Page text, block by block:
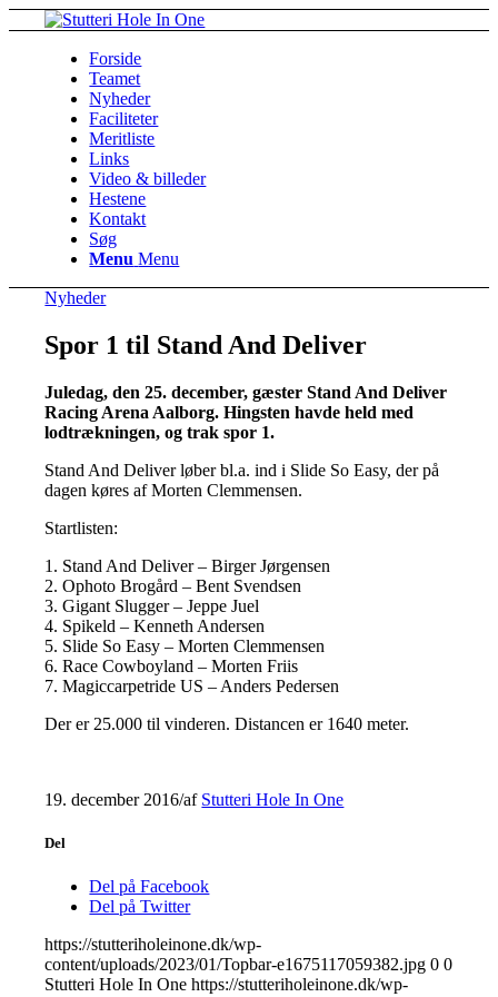
Forside
Teamet
Nyheder
Faciliteter
Meritliste
Links
Video & billeder
Hestene
Kontakt
Søg
Menu Menu
Nyheder
Spor 1 til Stand And Deliver
Juledag, den 25. december, gæster Stand And Deliver
Racing Arena Aalborg. Hingsten havde held med
lodtrækningen, og trak spor 1.
Stand And Deliver løber bl.a. ind i Slide So Easy, der på
dagen køres af Morten Clemmensen.
Startlisten:
1. Stand And Deliver – Birger Jørgensen
2. Ophoto Brogård – Bent Svendsen
3. Gigant Slugger – Jeppe Juel
4. Spikeld – Kenneth Andersen
5. Slide So Easy – Morten Clemmensen
6. Race Cowboyland – Morten Friis
7. Magiccarpetride US – Anders Pedersen
Der er 25.000 til vinderen. Distancen er 1640 meter.
19. december 2016/af Stutteri Hole In One
Del
Del på Facebook
Del på Twitter
https://stutteriholeinone.dk/wp-
content/uploads/2023/01/Topbar-e1675117059382.jpg 0 0
Stutteri Hole In One https://stutteriholeinone.dk/wp-